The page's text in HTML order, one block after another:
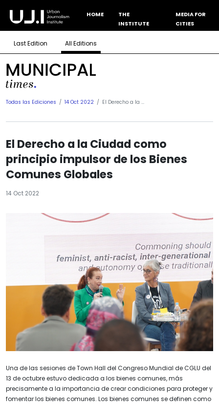
HOME
THE
INSTITUTE
MEDIA FOR
CITIES
Last Edition All Editions
Todas las Ediciones 14 Oct 2022 El Derecho a la ...
El Derecho a la Ciudad como
principio impulsor de los Bienes
Comunes Globales
14 Oct 2022
Una de las sesiones de Town Hall del Congreso Mundial de CGLU del
13 de octubre estuvo dedicada a los bienes comunes, más
precisamente a la importancia de crear condiciones para proteger y
fomentar los bienes comunes. Los bienes comunes se definen como